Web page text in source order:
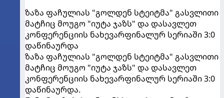
ზაზა ფაჩულიას "გოლდენ სტეიტმა" გასვლითი
მატჩიც მოუგო "იუტა ჯაზს" და დასავლეთ
კონფერენციის ნახევარფინალურ სერიაში 3:0
დაწინაურდა
ზაზა ფაჩულიას "გოლდენ სტეიტმა" გასვლითი
მატჩიც მოუგო "იუტა ჯაზს" და დასავლეთ
კონფერენციის ნახევარფინალურ სერიაში 3:0
დაწინაურდა.